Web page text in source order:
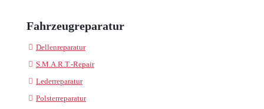
Fahrzeugreparatur
Dellenreparatur
S.M.A.R.T.-Repair
Lederreparatur
Polsterreparatur